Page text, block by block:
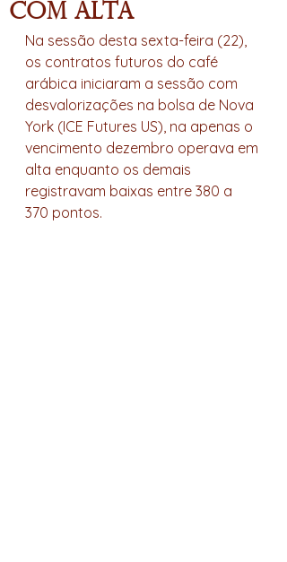
com alta
Na sessão desta sexta-feira (22),
os contratos futuros do café
arábica iniciaram a sessão com
desvalorizações na bolsa de Nova
York (ICE Futures US), na apenas o
vencimento dezembro operava em
alta enquanto os demais
registravam baixas entre 380 a
370 pontos.